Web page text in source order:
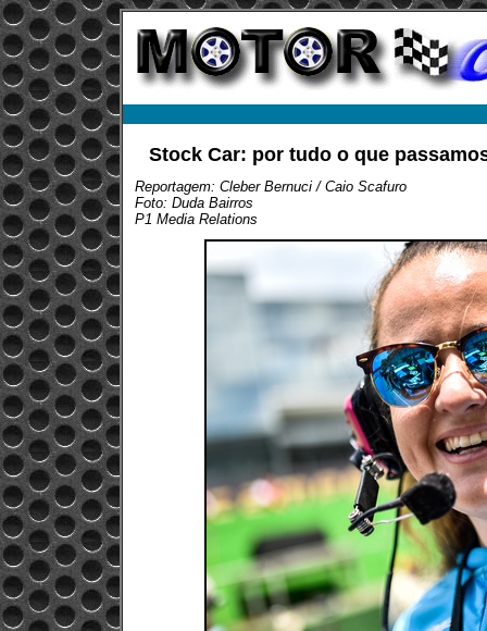
Stock Car: por tudo o que
Reportagem: Cleber Bernuci / Caio Scafuro
Foto: Duda Bairros
P1 Media Relations